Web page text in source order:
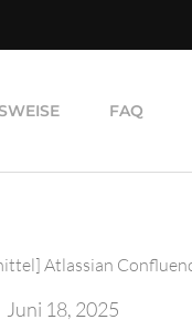
FAQ
Atlassian
Juni 18, 2025